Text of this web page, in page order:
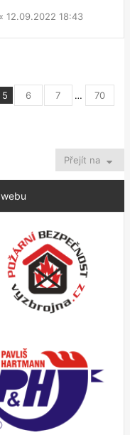
« 12.09.2022 18:43
5 6 7 … 70
Přejít na